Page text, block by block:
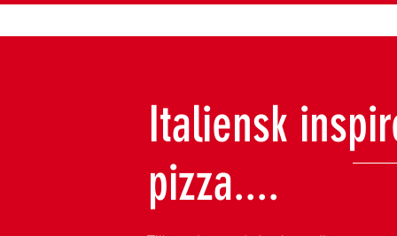
Italiensk
pizza....